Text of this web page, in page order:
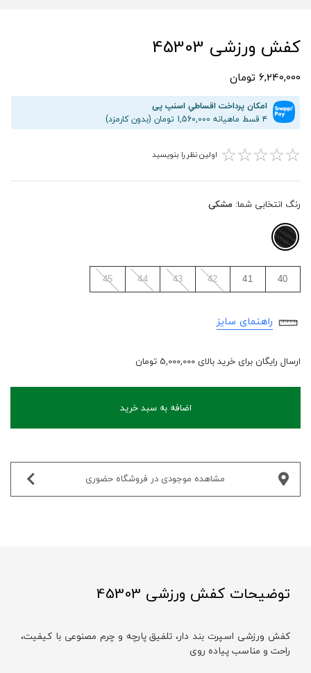
کفش ورزشی 45303
6,240,000 تومان
امکان پرداخت اقساطیِ اسنپ پی
۴ قسط ماهیانه 1,560,000 تومان (بدون کارمزد)
☆
☆
☆
☆
☆ اولین نظر را بنویسید
رنگ انتخابی شما: مشکی
40
41
42
43
44
45
راهنمای سایز
ارسال رایگان برای خرید بالای 5,000,000 تومان
اضافه به سبد خرید
مشاهده موجودی در فروشگاه حضوری‌
توضیحات کفش ورزشی 45303
کفش ورزشی اسپرت بند‌ دار، تلفیق پارچه و چرم مصنوعی با کیفیت،
راحت و مناسب پیاده روی